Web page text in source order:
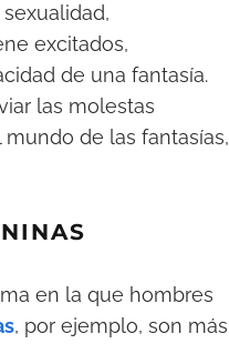
excitados,
de una fantasía.
las molestas
de las fantasías,
en la que hombres
, por ejemplo, son más